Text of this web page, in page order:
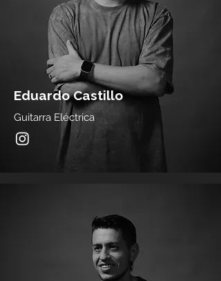
Eduardo Castillo
Guitarra Eléctrica